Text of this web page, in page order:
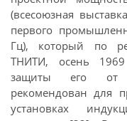
(всесоюзная
первого
Гц), который по
ТНИТИ, осень
защиты его от
рекомендован для
установках